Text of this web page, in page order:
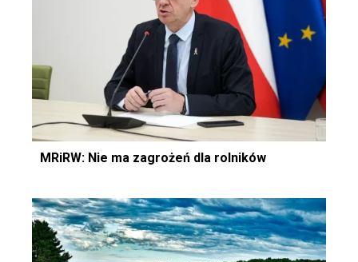
MRiRW: Nie ma zagrożeń dla rolników